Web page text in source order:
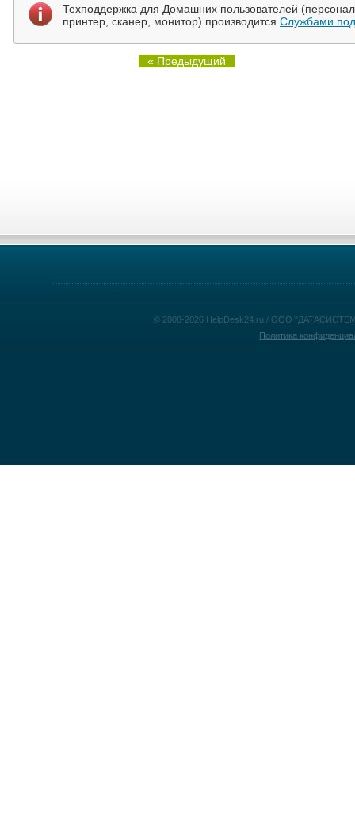
Техподдержка для Домашних пользователей
принтер, сканер, монитор) производится Службами
« Предыдущий
© 2008-2026 HelpDesk24.ru / ООО
Политика